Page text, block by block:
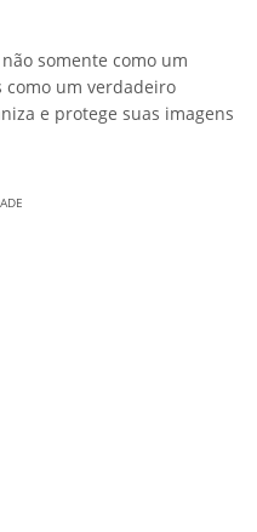
não somente como um
como um verdadeiro
e protege suas imagens